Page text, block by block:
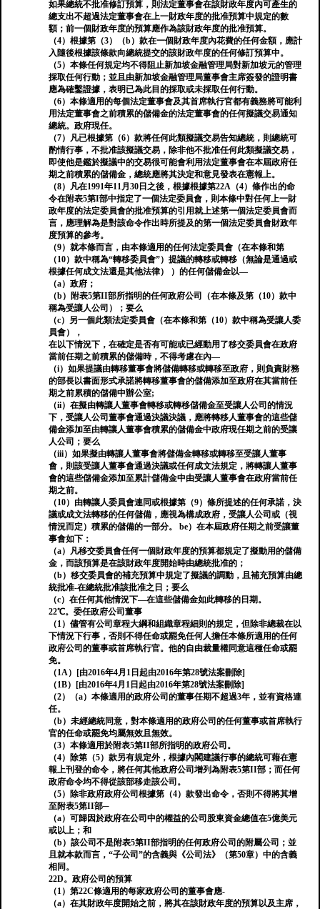
如果總統不批准修訂預算，則法定董事會在該財政年度內可產生的
總支出不超過法定董事會在上一財政年度的批准預算中規定的數
額；前一個財政年度的預算應作為該財政年度的批准預算。
（4）根據第（3）（b）款在一個財政年度內花費的任何金額，應計
入隨後根據該條款向總統提交的該財政年度的任何修訂預算中。
（5）本條任何規定均不得阻止新加坡金融管理局對新加坡元的管理
採取任何行動；並且由新加坡金融管理局董事會主席簽發的證明書
應為確鑿證據，表明已為此目的採取或未採取任何行動。
（6）本條適用的每個法定董事會及其首席執行官都有義務將可能利
用法定董事會之前積累的儲備金的法定董事會的任何擬議交易通知
總統。政府現任。
（7）凡已根據第（6）款將任何此類擬議交易告知總統，則總統可
酌情行事，不批准該擬議交易，除非他不批准任何此類擬議交易，
即使他是鑑於擬議中的交易很可能會利用法定董事會在本屆政府任
期之前積累的儲備金，總統應將其決定和意見發表在憲報上。
（8）凡在1991年11月30日之後，根據根據第22A（4）條作出的命
令在附表5第I部中指定了一個法定委員會，則本條中對任何上一財
政年度的法定委員會的批准預算的引用就上述第一個法定委員會而
言，應理解為是對該命令作出時所提及的第一個法定委員會財政年
度預算的參考。
（9）就本條而言，由本條適用的任何法定委員會（在本條和第
（10）款中稱為“轉移委員會”）提議的轉移或轉移（無論是通過或
根據任何成文法還是其他法律） ）的任何儲備金以—
（a）政府；
（b）附表5第II部所指明的任何政府公司（在本條及第（10）款中
稱為受讓人公司）；要么
（c）另一個此類法定委員會（在本條和第（10）款中稱為受讓人委
員會），
在以下情況下，在確定是否有可能或已經動用了移交委員會在政府
當前任期之前積累的儲備時，不得考慮在內—
（i）如果提議由轉移董事會將儲備轉移或轉移至政府，則負責財務
的部長以書面形式承諾將轉移董事會的儲備添加至政府在其當前任
期之前累積的儲備中辦公室;
（ii）在擬由轉讓人董事會轉移或轉移儲備金至受讓人公司的情況
下，受讓人公司董事會通過決議決議，應將轉移人董事會的這些儲
備金添加至由轉讓人董事會積累的儲備金中政府現任期之前的受讓
人公司；要么
（iii）如果擬由轉讓人董事會將儲備金轉移或轉移至受讓人董事
會，則該受讓人董事會通過決議或任何成文法規定，將轉讓人董事
會的這些儲備金添加至累計儲備金中由受讓人董事會在政府當前任
期之前。
（10）由轉讓人委員會連同或根據第（9）條所提述的任何承諾，決
議或成文法轉移的任何儲備，應視為構成政府，受讓人公司或（視
情況而定）積累的儲備的一部分。 be）在本屆政府任期之前受讓董
事會如下：
（a）凡移交委員會任何一個財政年度的預算都規定了擬動用的儲備
金，而該預算是在該財政年度開始時由總統批准的；
（b）移交委員會的補充預算中規定了擬議的調動，且補充預算由總
統批准-在總統批准該批准之日；要么
（c）在任何其他情況下—在這些儲備金如此轉移的日期。
22℃。委任政府公司董事
（1）儘管有公司章程大綱和組織章程細則的規定，但除非總裁在以
下情況下行事，否則不得任命或罷免任何人擔任本條所適用的任何
政府公司的董事或首席執行官。他的自由裁量權同意這種任命或罷
免。
（1A）[由2016年4月1日起由2016年第28號法案刪除]
（1B）[由2016年4月1日起由2016年第28號法案刪除]
（2）（a）本條適用的政府公司的董事任期不超過3年，並有資格連
任。
（b）未經總統同意，對本條適用的政府公司的任何董事或首席執行
官的任命或罷免均屬無效且無效。
（3）本條適用於附表5第II部所指明的政府公司。
（4）除第（5）款另有規定外，根據內閣建議行事的總統可藉在憲
報上刊登的命令，將任何其他政府公司增列為附表5第II部；而任何
政府命令均不得從該部移走該公司。
（5）除非政府政府公司根據第（4）款發出命令，否則不得將其增
至附表5第II部─
（a）可歸因於政府在公司中的權益的公司股東資金總值在5億美元
或以上；和
（b）該公司不是附表5第II部指明的任何政府公司的附屬公司；並
且就本款而言，“子公司”的含義與《公司法》（第50章）中的含義
相同。
22D。政府公司的預算
（1）第22C條適用的每家政府公司的董事會應-
（a）在其財政年度開始之前，將其在該財政年度的預算以及主席，